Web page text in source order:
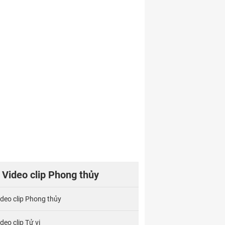
Video clip Phong thủy
clip Phong thủy
clip Tử vi